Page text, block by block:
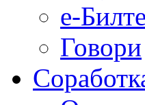
е-
Говори